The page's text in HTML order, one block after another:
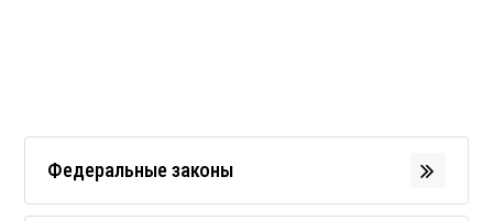
Федеральные законы